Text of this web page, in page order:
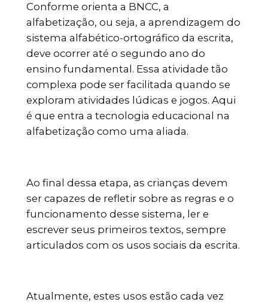
Conforme orienta a BNCC, a
alfabetização, ou seja, a aprendizagem do
sistema alfabético-ortográfico da escrita,
deve ocorrer até o segundo ano do
ensino fundamental. Essa atividade tão
complexa pode ser facilitada quando se
exploram atividades lúdicas e jogos. Aqui
é que entra a tecnologia educacional na
alfabetização como uma aliada.
Ao final dessa etapa, as crianças devem
ser capazes de refletir sobre as regras e o
funcionamento desse sistema, ler e
escrever seus primeiros textos, sempre
articulados com os usos sociais da escrita.
Atualmente, estes usos estão cada vez